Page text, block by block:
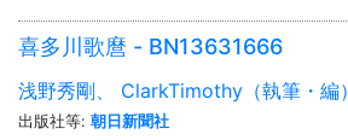
喜多川歌麿 - BN13631666
浅野秀剛、 ClarkTimothy（執筆・編）
出版社等: 朝日新聞社